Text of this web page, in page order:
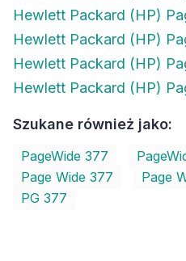
Hewlett Packard (HP)
Hewlett Packard (HP)
Hewlett Packard (HP)
Hewlett Packard (HP)
Szukane również jako:
PageWide 377
Page Wide 377
Page
PG 377